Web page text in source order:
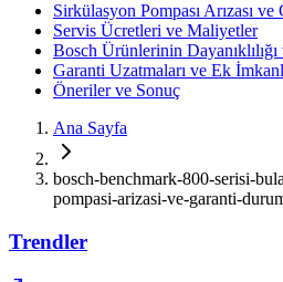
Sirkülasyon Pompası Arızası ve
Servis Ücretleri ve Maliyetler
Bosch Ürünlerinin
Garanti Uzatmaları ve Ek
Öneriler ve Sonuç
Ana Sayfa
bosch-benchmark-800-serisi-
pompasi-arizasi-ve-garanti-
Trendler